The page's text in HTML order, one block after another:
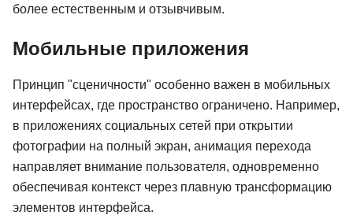
более естественным и отзывчивым.
Мобильные приложения
Принцип "сценичности" особенно важен в мобильных
интерфейсах, где пространство ограничено. Например,
в приложениях социальных сетей при открытии
фотографии на полный экран, анимация перехода
направляет внимание пользователя, одновременно
обеспечивая контекст через плавную трансформацию
элементов интерфейса.